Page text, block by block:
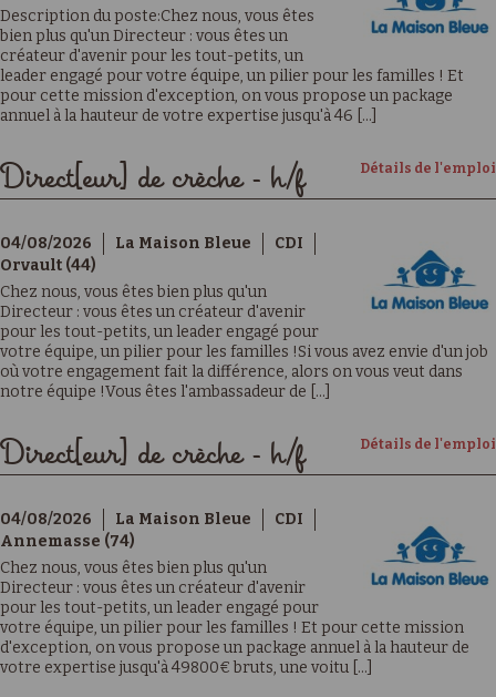
Description du poste:Chez nous, vous êtes
bien plus qu'un Directeur : vous êtes un
créateur d'avenir pour les tout-petits, un
leader engagé pour votre équipe, un pilier pour les familles ! Et
pour cette mission d'exception, on vous propose un package
annuel à la hauteur de votre expertise jusqu'à 46 [...]
Détails de l'emploi
Direct[eur] de crèche - h/f
04/08/2026 La Maison Bleue
CDI
Orvault (44)
Chez nous, vous êtes bien plus qu'un
Directeur : vous êtes un créateur d'avenir
pour les tout-petits, un leader engagé pour
votre équipe, un pilier pour les familles !Si vous avez envie d'un job
où votre engagement fait la différence, alors on vous veut dans
notre équipe !Vous êtes l'ambassadeur de [...]
Détails de l'emploi
Direct[eur] de crèche - h/f
04/08/2026 La Maison Bleue
CDI
Annemasse (74)
Chez nous, vous êtes bien plus qu'un
Directeur : vous êtes un créateur d'avenir
pour les tout-petits, un leader engagé pour
votre équipe, un pilier pour les familles ! Et pour cette mission
d'exception, on vous propose un package annuel à la hauteur de
votre expertise jusqu'à 49800€ bruts, une voitu [...]